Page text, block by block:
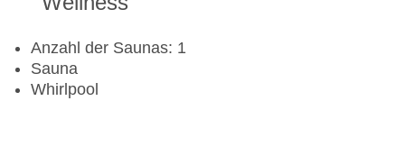
Anzahl der Saunas: 1
Sauna
Whirlpool